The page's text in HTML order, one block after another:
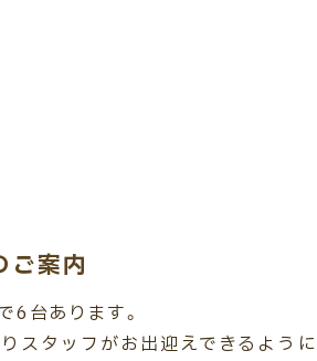
ご案内
6台あります。
スタッフがお出迎えできるように